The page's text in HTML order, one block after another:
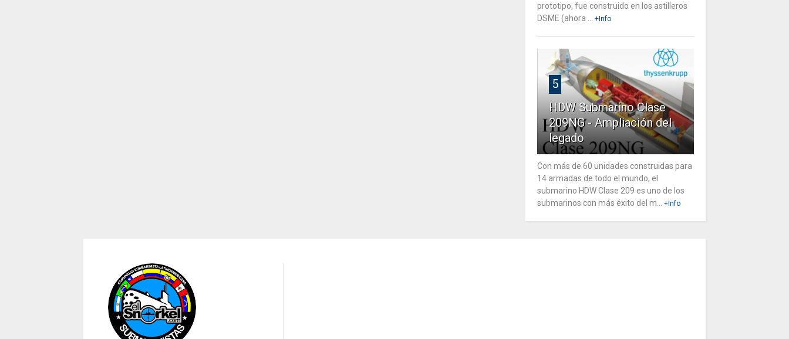
prototipo, fue construido en los astilleros
DSME (ahora ...
+Info
5
HDW Submarino Clase
209NG - Ampliación del
legado
Con más de 60 unidades construidas para
14 armadas de todo el mundo, el
submarino HDW Clase 209 es uno de los
submarinos con más éxito del m...
+Info